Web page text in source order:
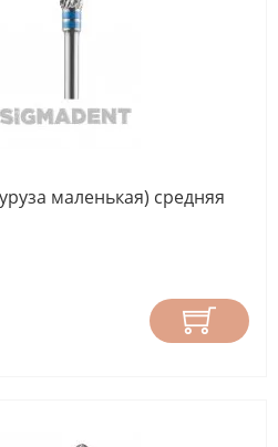
маленькая) средняя